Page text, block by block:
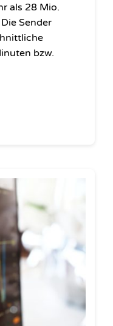
als 28 Mio.
Sender
bzw.